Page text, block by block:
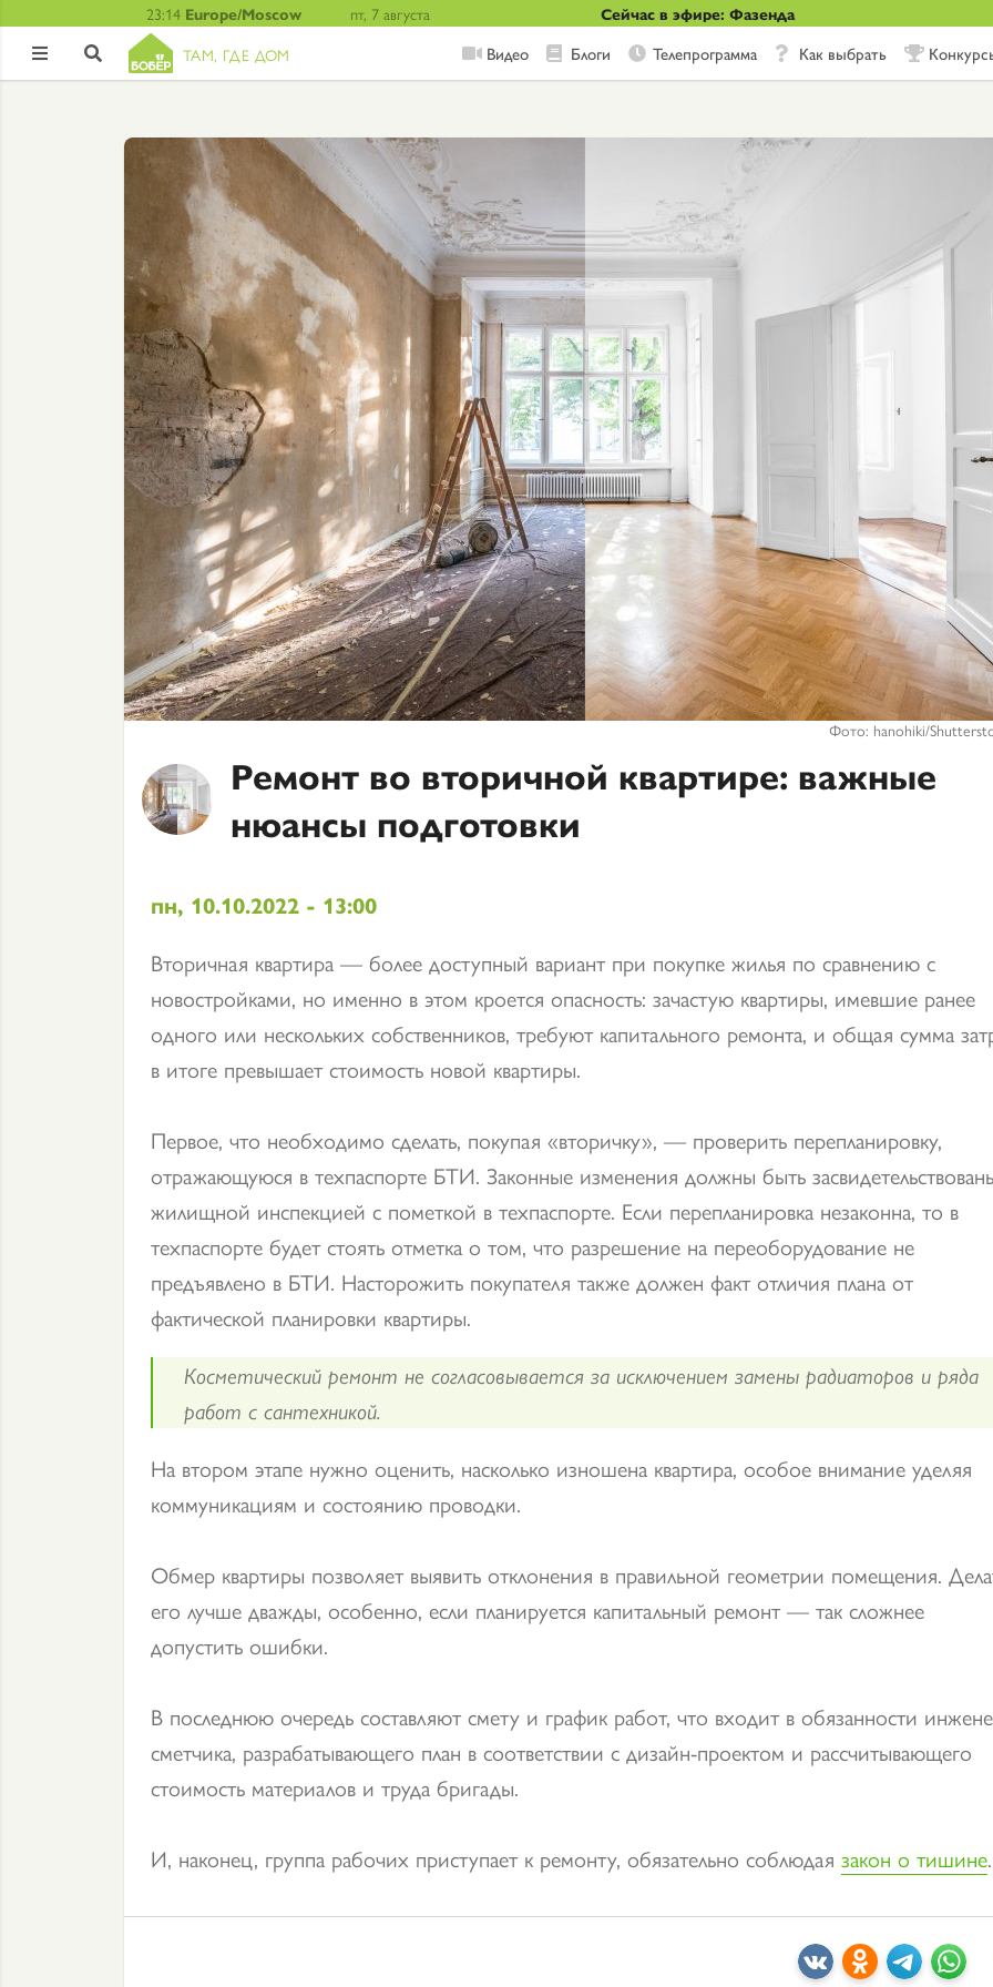
23:14 Europe/Moscow пт, 7 августа Сейчас в эфире: Фазенда
  ТАМ, ГДЕ ДОМ Видео Блоги Телепрограмма Как выбрать
Фото: hanohiki/
Ремонт во вторичной квартире: важные
нюансы подготовки
пн, 10.10.2022 - 13:00
Вторичная квартира — более доступный вариант при покупке жилья по сравнению с
новостройками, но именно в этом кроется опасность: зачастую квартиры, имевшие ранее
одного или нескольких собственников, требуют капитального ремонта, и общая сумма
в итоге превышает стоимость новой квартиры.
Первое, что необходимо сделать, покупая «вторичку», — проверить перепланировку,
отражающуюся в техпаспорте БТИ. Законные изменения должны быть
жилищной инспекцией с пометкой в техпаспорте. Если перепланировка незаконна, то в
техпаспорте будет стоять отметка о том, что разрешение на переоборудование не
предъявлено в БТИ. Насторожить покупателя также должен факт отличия плана от
фактической планировки квартиры.
Косметический ремонт не согласовывается за исключением замены радиаторов и ряда
работ с сантехникой.
На втором этапе нужно оценить, насколько изношена квартира, особое внимание уделяя
коммуникациям и состоянию проводки.
Обмер квартиры позволяет выявить отклонения в правильной геометрии помещения.
его лучше дважды, особенно, если планируется капитальный ремонт — так сложнее
допустить ошибки.
В последнюю очередь составляют смету и график работ, что входит в обязанности
сметчика, разрабатывающего план в соответствии с дизайн-проектом и рассчитывающего
стоимость материалов и труда бригады.
И, наконец, группа рабочих приступает к ремонту, обязательно соблюдая закон о тишине.